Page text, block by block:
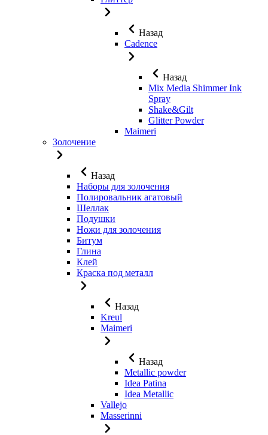
Назад
Cadence
Назад
Mix Media Shimmer Ink
Spray
Shake&Gilt
Glitter Powder
Maimeri
Золочение
Назад
Наборы для золочения
Полировальник агатовый
Шеллак
Подушки
Ножи для золочения
Битум
Глина
Клей
Краска под металл
Назад
Kreul
Maimeri
Назад
Metallic powder
Idea Patina
Idea Metallic
Vallejo
Masserinni